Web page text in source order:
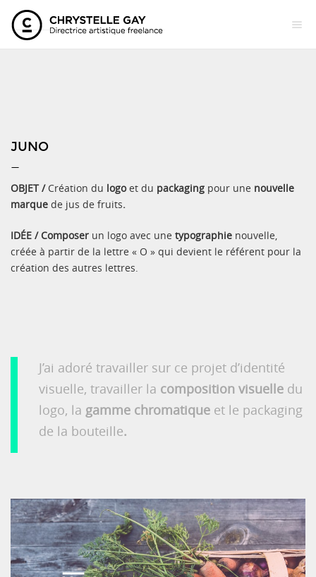
JUNO
—
OBJET / Création du logoet du packaging pour une nouvelle
marque de jus de fruits.
IDÉE / Composer un logo avec une typographie nouvelle,
créée à partir de la lettre « O » qui devient le référent pour la
création des autres lettres.
J’ai adoré travailler sur ce projet d’identité
visuelle, travailler la composition visuelle du
logo, la gamme chromatique et le packaging
de la bouteille.